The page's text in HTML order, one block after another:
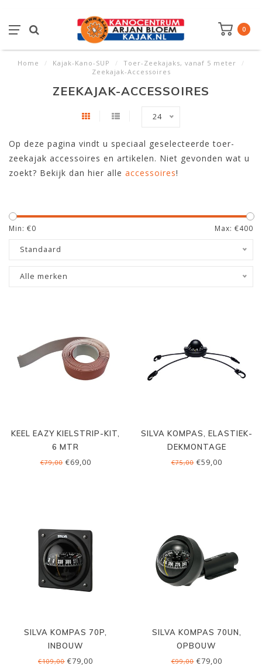
0
Home / Kajak-Kano-SUP / Toer-Zeekajaks, vanaf 5 meter
/
Zeekajak-Accessoires
ZEEKAJAK-ACCESSOIRES
24
Op deze pagina vindt u speciaal geselecteerde toer-
zeekajak accessoires en artikelen. Niet gevonden wat u
zoekt? Bekijk dan hier alle accessoires!
Min: €0 Max: €400
Standaard
Alle merken
KEEL EAZY KIELSTRIP-KIT,
6 MTR
€79,00€69,00
SILVA KOMPAS, ELASTIEK-
DEKMONTAGE
€75,00€59,00
SILVA KOMPAS 70P,
INBOUW
€109,00 €79,00
SILVA KOMPAS 70UN,
OPBOUW
€99,00€79,00